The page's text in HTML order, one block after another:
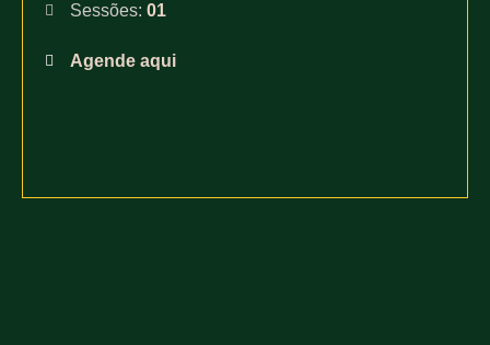
Sessões: 01
Agende aqui